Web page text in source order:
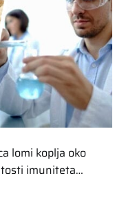
lomi koplja oko
imuniteta…